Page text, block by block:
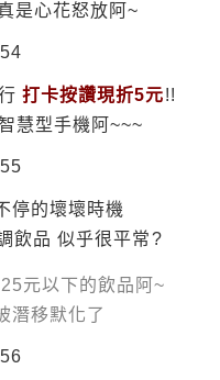
是心花怒放阿~
打卡按讚現折5元!!
慧型手機阿~~~
停的壞壞時機
飲品 似乎很平常?
元以下的飲品阿~
潛移默化了